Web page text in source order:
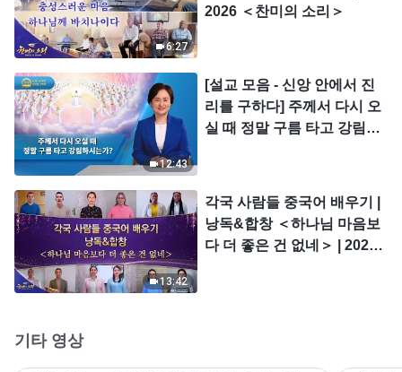
6:27
2026 ＜찬미의 소리＞
12:43
[설교 모음 - 신앙 안에서 진
리를 구하다] 주께서 다시 오
실 때 정말 구름 타고 강림하
13:42
각국 사람들 중국어 배우기 |
낭독&합창 ＜하나님 마음보
다 더 좋은 건 없네＞ | 2026
기타 영상